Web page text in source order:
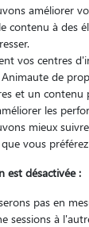
Pour quel
mon
Sausset-les-
améliorer
contenu à des
vos centres
de
et un contenu
les
mieux
vous
est désactivée :
pas en
sessions à